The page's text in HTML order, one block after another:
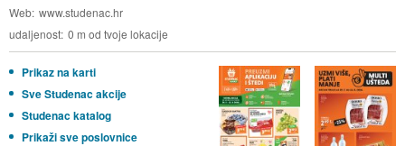
Web www.studenac.hr
udaljenost 0 m od tvoje lokacije
Prikaz na karti
Sve Studenac akcije
Studenac katalog
Prikaži sve poslovnice